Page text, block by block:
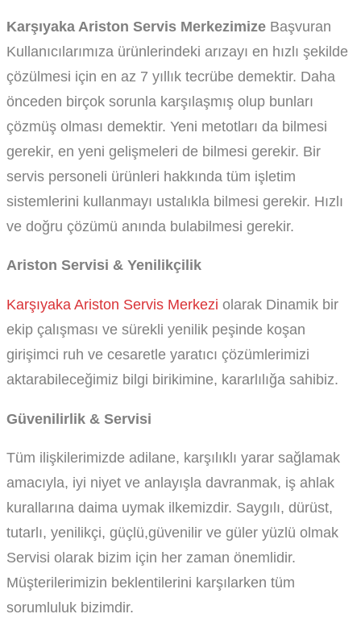
Karşıyaka Ariston Servis Merkezimize Başvuran
Kullanıcılarımıza ürünlerindeki arızayı en hızlı şekilde
çözülmesi için en az 7 yıllık tecrübe demektir. Daha
önceden birçok sorunla karşılaşmış olup bunları
çözmüş olması demektir. Yeni metotları da bilmesi
gerekir, en yeni gelişmeleri de bilmesi gerekir. Bir
servis personeli ürünleri hakkında tüm işletim
sistemlerini kullanmayı ustalıkla bilmesi gerekir. Hızlı
ve doğru çözümü anında bulabilmesi gerekir.
Ariston Servisi & Yenilikçilik
Karşıyaka Ariston Servis Merkezi olarak Dinamik bir
ekip çalışması ve sürekli yenilik peşinde koşan
girişimci ruh ve cesaretle yaratıcı çözümlerimizi
aktarabileceğimiz bilgi birikimine, kararlılığa sahibiz.
Güvenilirlik & Servisi
Tüm ilişkilerimizde adilane, karşılıklı yarar sağlamak
amacıyla, iyi niyet ve anlayışla davranmak, iş ahlak
kurallarına daima uymak ilkemizdir. Saygılı, dürüst,
tutarlı, yenilikçi, güçlü,güvenilir ve güler yüzlü olmak
Servisi olarak bizim için her zaman önemlidir.
Müşterilerimizin beklentilerini karşılarken tüm
sorumluluk bizimdir.